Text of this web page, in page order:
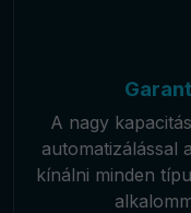
A nagy
automatizálással
kínálni minden